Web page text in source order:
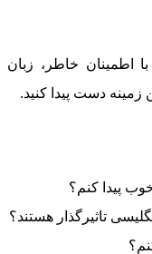
اطمینان خاطر، زبان
زمینه دست پیدا کنید.
پیدا کنم؟
تاثیرگذار هستند؟